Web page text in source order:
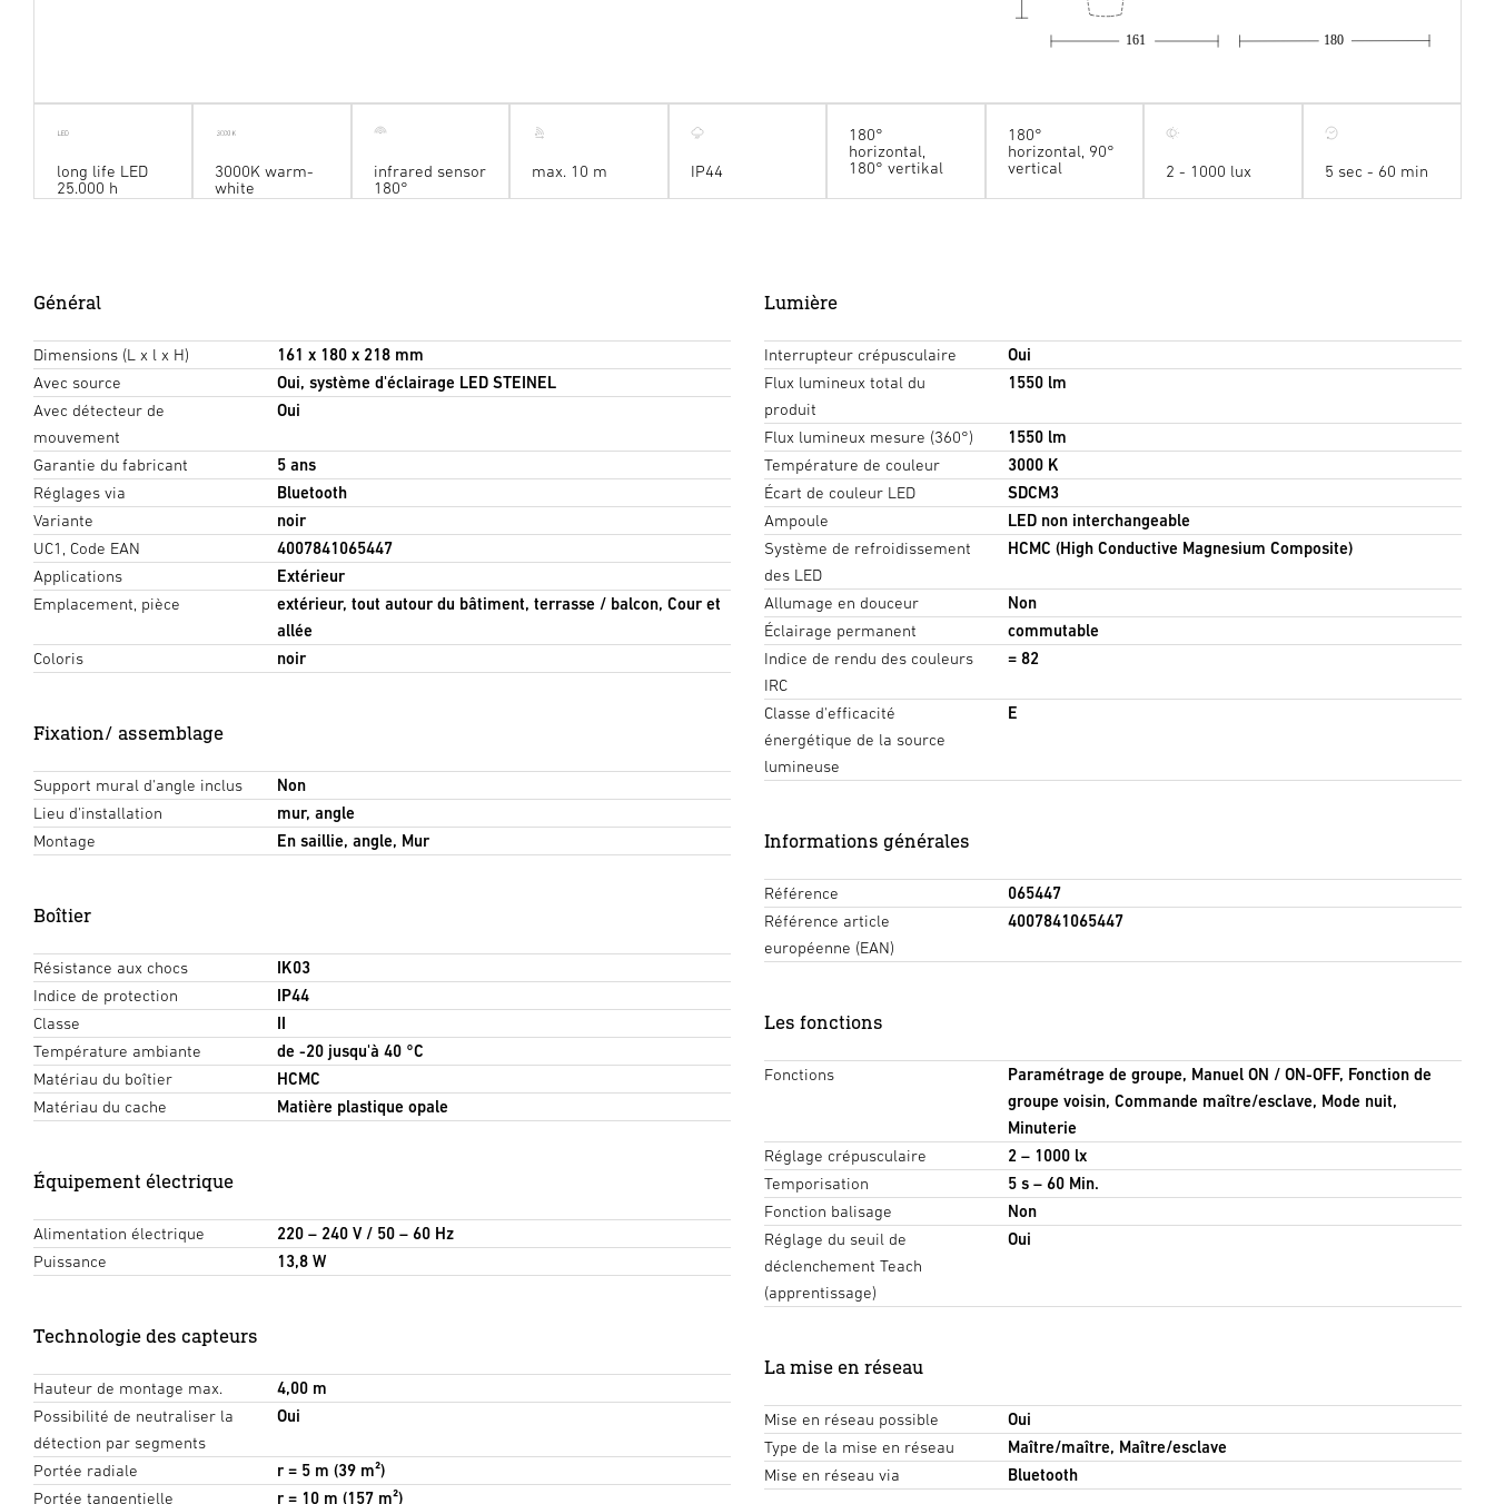
180
161
long life LED
25.000 h
3000K warm-
white
infrared sensor
180°
max. 10 m IP44
180°
horizontal,
180° vertikal
180°
horizontal, 90°
vertical
2 - 1000 lux 5 sec - 60 min
Général
Dimensions (L x l x H)
161 x 180 x 218 mm
Avec source
Oui, système d'éclairage LED STEINEL
Avec détecteur de
mouvement
Oui
Garantie du fabricant
5 ans
Réglages via
Bluetooth
Variante
noir
UC1, Code EAN
4007841065447
Applications
Extérieur
Emplacement, pièce
extérieur, tout autour du bâtiment, terrasse / balcon, Cour et
allée
Coloris
noir
Fixation/ assemblage
Support mural d'angle inclus
Non
Lieu d'installation
mur, angle
Montage
En saillie, angle, Mur
Boîtier
Résistance aux chocs
IK03
Indice de protection
IP44
Classe
II
Température ambiante
de -20 jusqu'à 40 °C
Matériau du boîtier
HCMC
Matériau du cache
Matière plastique opale
Équipement électrique
Alimentation électrique
220 – 240 V / 50 – 60 Hz
Puissance
13,8 W
Technologie des capteurs
Hauteur de montage max.
4,00 m
Possibilité de neutraliser la
détection par segments
Oui
Portée radiale
r = 5 m (39 m²)
Portée tangentielle
r = 10 m (157 m²)
Lumière
Interrupteur crépusculaire
Oui
Flux lumineux total du
produit
1550 lm
Flux lumineux mesure (360°)
1550 lm
Température de couleur
3000 K
Écart de couleur LED
SDCM3
Ampoule
LED non interchangeable
Système de refroidissement
des LED
HCMC (High Conductive Magnesium Composite)
Allumage en douceur
Non
Éclairage permanent
commutable
Indice de rendu des couleurs
IRC
= 82
Classe d'efficacité
énergétique de la source
lumineuse
E
Informations générales
Référence
065447
Référence article
européenne (EAN)
4007841065447
Les fonctions
Fonctions
Paramétrage de groupe, Manuel ON / ON-OFF, Fonction de
groupe voisin, Commande maître/esclave, Mode nuit,
Minuterie
Réglage crépusculaire
2 – 1000 lx
Temporisation
5 s – 60 Min.
Fonction balisage
Non
Réglage du seuil de
déclenchement Teach
(apprentissage)
Oui
La mise en réseau
Mise en réseau possible
Oui
Type de la mise en réseau
Maître/maître, Maître/esclave
Mise en réseau via
Bluetooth